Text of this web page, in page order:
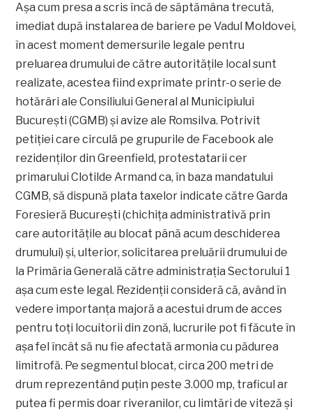
Așa cum presa a scris încă de săptămâna trecută,
imediat după instalarea de bariere pe Vadul Moldovei,
în acest moment demersurile legale pentru
preluarea drumului de către autoritățile local sunt
realizate, acestea fiind exprimate printr-o serie de
hotărâri ale Consiliului General al Municipiului
București (CGMB) și avize ale Romsilva. Potrivit
petiției care circulă pe grupurile de Facebook ale
rezidenților din Greenfield, protestatarii cer
primarului Clotilde Armand ca, în baza mandatului
CGMB, să dispună plata taxelor indicate către Garda
Foresieră București (chichița administrativă prin
care autoritățile au blocat până acum deschiderea
drumului) și, ulterior, solicitarea preluării drumului de
la Primăria Generală către administrația Sectorului 1
așa cum este legal. Rezidenții consideră că, având în
vedere importanța majoră a acestui drum de acces
pentru toți locuitorii din zonă, lucrurile pot fi făcute în
așa fel încât să nu fie afectată armonia cu pădurea
limitrofă. Pe segmentul blocat, circa 200 metri de
drum reprezentând puțin peste 3.000 mp, traficul ar
putea fi permis doar riveranilor, cu limtări de viteză și